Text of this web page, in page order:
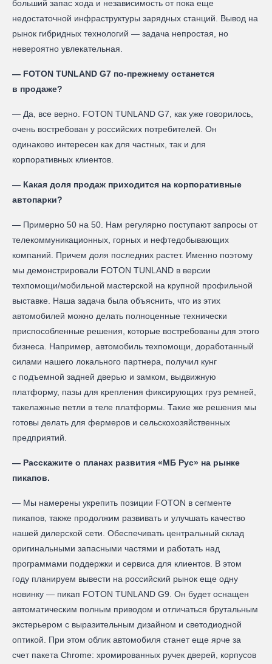
больший запас хода и независимость от пока еще
недостаточной инфраструктуры зарядных станций. Вывод на
рынок гибридных технологий — задача непростая, но
невероятно увлекательная.
— FOTON TUNLAND G7 по-прежнему останется
в продаже?
— Да, все верно. FOTON TUNLAND G7, как уже говорилось,
очень востребован у российских потребителей. Он
одинаково интересен как для частных, так и для
корпоративных клиентов.
— Какая доля продаж приходится на корпоративные
автопарки?
— Примерно 50 на 50. Нам регулярно поступают запросы от
телекоммуникационных, горных и нефтедобывающих
компаний. Причем доля последних растет. Именно поэтому
мы демонстрировали FOTON TUNLAND в версии
техпомощи/мобильной мастерской на крупной профильной
выставке. Наша задача была объяснить, что из этих
автомобилей можно делать полноценные технически
приспособленные решения, которые востребованы для этого
бизнеса. Например, автомобиль техпомощи, доработанный
силами нашего локального партнера, получил кунг
с подъемной задней дверью и замком, выдвижную
платформу, пазы для крепления фиксирующих груз ремней,
такелажные петли в теле платформы. Такие же решения мы
готовы делать для фермеров и сельскохозяйственных
предприятий.
— Расскажите о планах развития «МБ Рус» на рынке
пикапов.
— Мы намерены укрепить позиции FOTON в сегменте
пикапов, также продолжим развивать и улучшать качество
нашей дилерской сети. Обеспечивать центральный склад
оригинальными запасными частями и работать над
программами поддержки и сервиса для клиентов. В этом
году планируем вывести на российский рынок еще одну
новинку — пикап FOTON TUNLAND G9. Он будет оснащен
автоматическим полным приводом и отличаться брутальным
экстерьером с выразительным дизайном и светодиодной
оптикой. При этом облик автомобиля станет еще ярче за
счет пакета Chrome: хромированных ручек дверей, корпусов